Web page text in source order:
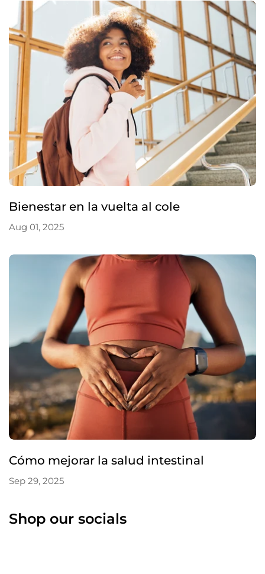
Bienestar en la vuelta al cole
Aug 01, 2025
Cómo mejorar la salud intestinal
Sep 29, 2025
Shop our socials